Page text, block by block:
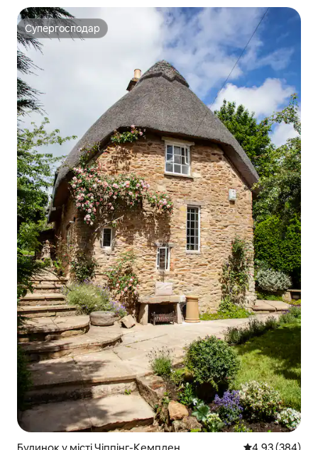
Супергосподар
Супергосподар
Будинок у місті Чіппінг-Кемпден Середня
4,93 (384)